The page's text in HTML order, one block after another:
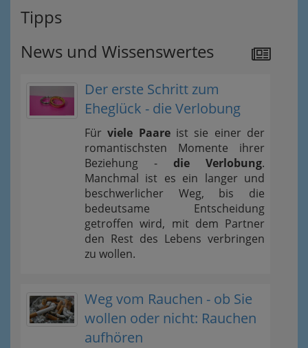
Tipps
News und Wissenswertes
Der erste Schritt zum
Eheglück - die Verlobung
Fürviele Paareist sie einer der
romantischsten Momente ihrer
Beziehung - die Verlobung.
Manchmal ist es ein langer und
beschwerlicher Weg, bis die
bedeutsame Entscheidung
getroffen wird, mit dem Partner
den Rest des Lebens verbringen
zu wollen.
Weg vom Rauchen - ob Sie
wollen oder nicht: Rauchen
aufhören